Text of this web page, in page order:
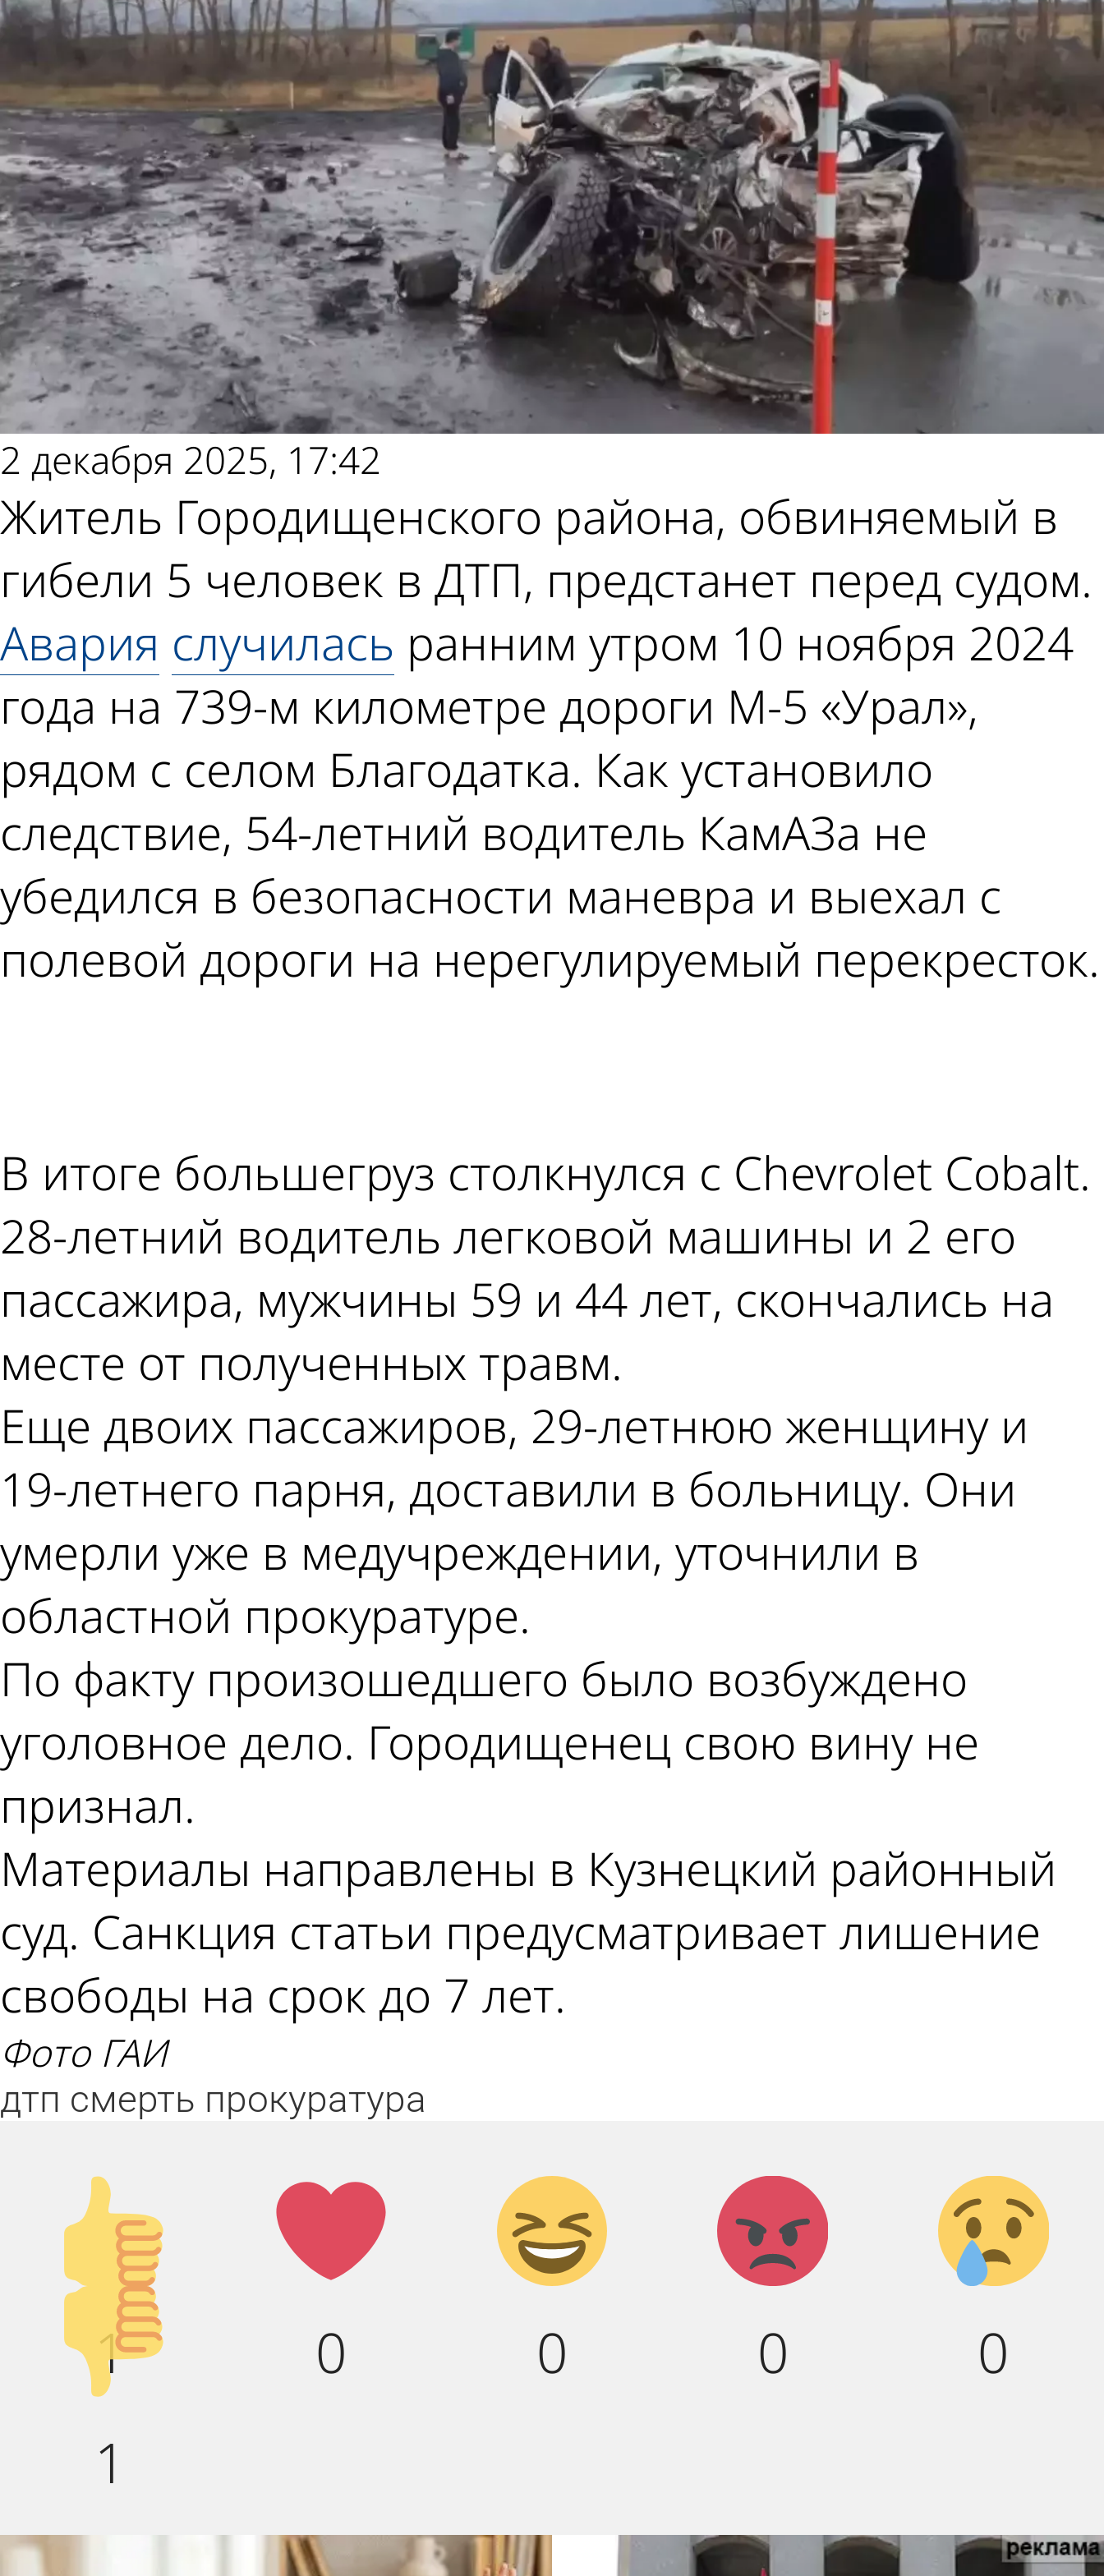
2 декабря 2025, 17:42
Житель Городищенского района, обвиняемый в
гибели 5 человек в ДТП, предстанет перед судом.
Авария случилась ранним утром 10 ноября 2024
года на 739-м километре дороги М-5 «Урал»,
рядом с селом Благодатка. Как установило
следствие, 54-летний водитель КамАЗа не
убедился в безопасности маневра и выехал с
полевой дороги на нерегулируемый перекресток.
В итоге большегруз столкнулся с Chevrolet Cobalt.
28-летний водитель легковой машины и 2 его
пассажира, мужчины 59 и 44 лет, скончались на
месте от полученных травм.
Еще двоих пассажиров, 29-летнюю женщину и
19-летнего парня, доставили в больницу. Они
умерли уже в медучреждении, уточнили в
областной прокуратуре.
По факту произошедшего было возбуждено
уголовное дело. Городищенец свою вину не
признал.
Материалы направлены в Кузнецкий районный
суд. Санкция статьи предусматривает лишение
свободы на срок до 7 лет.
фото ГАИ
дтп смерть прокуратура
Палец
вверх!
1
Лайк!
0
Дикий
смех!
0
Агрессия!
0
Грусть
:(
0
Палец
вниз!
1